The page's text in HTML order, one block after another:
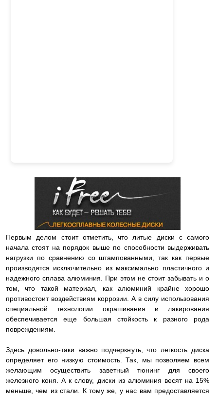
Первым делом стоит отметить, что литые диски с самого
начала стоят на порядок выше по способности выдерживать
нагрузки по сравнению со штампованными, так как первые
производятся исключительно из максимально пластичного и
надежного сплава алюминия. При этом не стоит забывать и о
том, что такой материал, как алюминий крайне хорошо
противостоит воздействиям коррозии. А в силу использования
специальной технологии окрашивания и лакирования
обеспечивается еще большая стойкость к разного рода
повреждениям.
Здесь довольно-таки важно подчеркнуть, что легкость диска
определяет его низкую стоимость. Так, мы позволяем всем
желающим осуществить заветный тюнинг для своего
железного коня. А к слову, диски из алюминия весят на 15%
меньше, чем из стали. К тому же, у нас вам предоставляется